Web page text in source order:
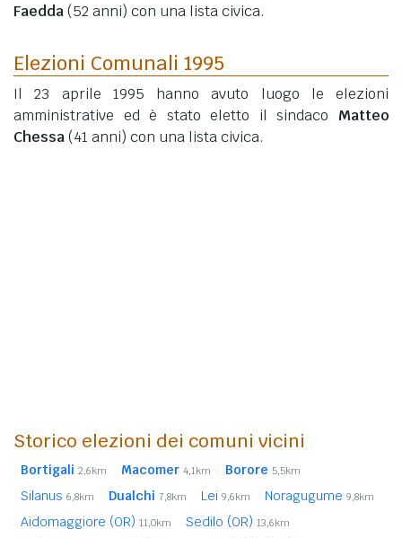
Faedda(52 anni) con una lista civica.
Elezioni Comunali 1995
Il 23 aprile 1995 hanno avuto luogo le elezioni
amministrative ed è stato eletto il sindaco Matteo
Chessa(41 anni) con una lista civica.
Storico elezioni dei comuni vicini
Bortigali 2,6km Macomer 4,1km Borore 5,5km
Silanus 6,8km Dualchi 7,8km Lei 9,6km Noragugume 9,8km
Aidomaggiore (OR) 11,0km Sedilo (OR) 13,6km